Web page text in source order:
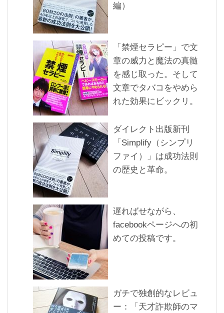
編）
「禁煙セラピー」で文
章の威力と魔法の真髄
を感じ取った。そして
文章でタバコをやめら
れた効果にビックリ。
ダイレクト出版新刊
「Simplify（シンプリ
ファイ）」は成功法則
の歴史と革命。
遅ればせながら、
facebookページへの初
めての投稿です。
ガチで独創的なレビュ
ー：「天才詐欺師のマ